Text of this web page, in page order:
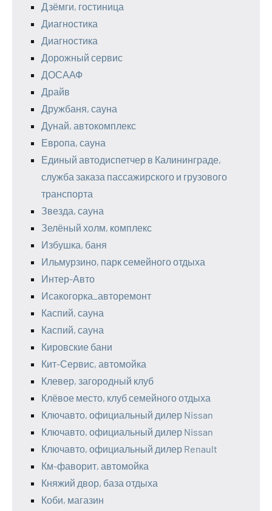
Дзёмги, гостиница
Диагностика
Диагностика
Дорожный сервис
ДОСААФ
Драйв
Дружбаня, сауна
Дунай, автокомплекс
Европа, сауна
Единый автодиспетчер в Калининграде,
служба заказа пассажирского и грузового
транспорта
Звезда, сауна
Зелёный холм, комплекс
Избушка, баня
Ильмурзино, парк семейного отдыха
Интер-Авто
Исакогорка_авторемонт
Каспий, сауна
Каспий, сауна
Кировские бани
Кит-Сервис, автомойка
Клевер, загородный клуб
Клёвое место, клуб семейного отдыха
Ключавто, официальный дилер Nissan
Ключавто, официальный дилер Nissan
Ключавто, официальный дилер Renault
Км-фаворит, автомойка
Княжий двор, база отдыха
Коби, магазин